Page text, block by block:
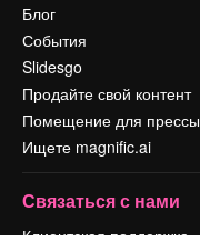
Блог
События
Slidesgo
Продайте свой контент
Помещение для прессы
Ищете magnific.ai
Связаться с нами
Клиентская поддержка